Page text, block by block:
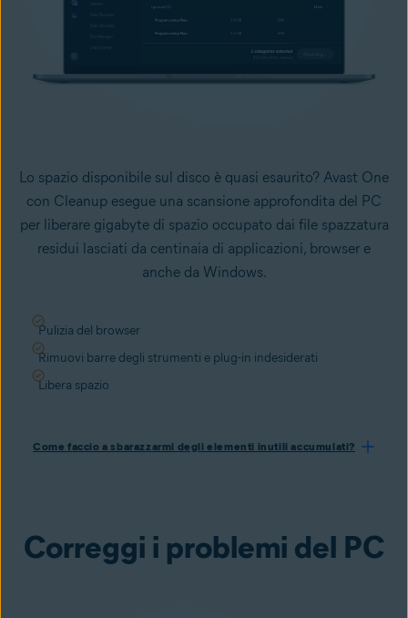
Lo spazio disponibile sul disco è quasi esaurito? Avast One
con Cleanup esegue una scansione approfondita del PC
per liberare gigabyte di spazio occupato dai file spazzatura
residui lasciati da centinaia di applicazioni, browser e
anche da Windows.
Pulizia del browser
Rimuovi barre degli strumenti e plug-in indesiderati
Libera spazio
Come faccio a sbarazzarmi degli elementi inutili accumulati?
Correggi i problemi del PC